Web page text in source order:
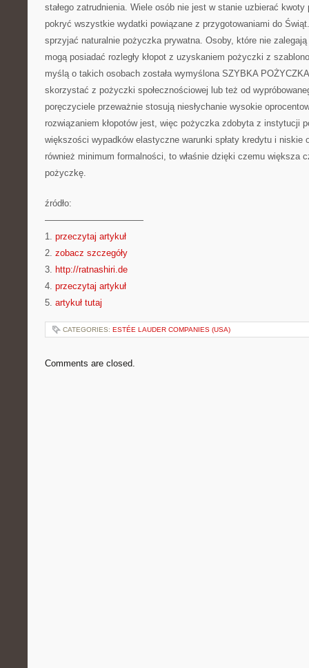
stałego zatrudnienia. Wiele osób nie jest w stanie uzbierać kwoty
pokryć wszystkie wydatki powiązane z przygotowaniami do
sprzyjać naturalnie pożyczka prywatna. Osoby, które nie
mogą posiadać rozległy kłopot z uzyskaniem pożyczki z
myślą o takich osobach została wymyślona SZYBKA
skorzystać z pożyczki społecznościowej lub też od
poręczyciele przeważnie stosują niesłychanie wysokie
rozwiązaniem kłopotów jest, więc pożyczka zdobyta z instytucji
większości wypadków elastyczne warunki spłaty kredytu i niskie
również minimum formalności, to właśnie dzięki czemu większa
pożyczkę.
źródło:
———————————
1. przeczytaj artykuł
2. zobacz szczegóły
3. http://ratnashiri.de
4. przeczytaj artykuł
5. artykuł tutaj
CATEGORIES: ESTÉE LAUDER COMPANIES (USA)
Comments are closed.